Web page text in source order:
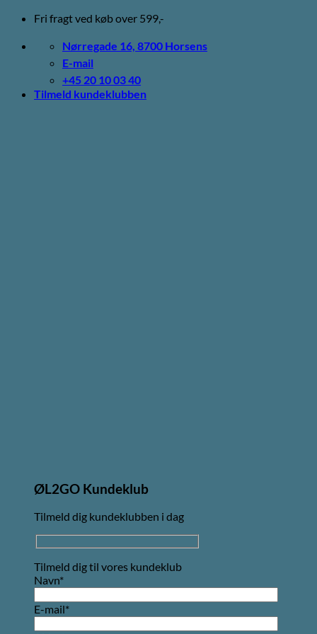
Fortsæt
indhold
Fri fragt ved køb over 599,-
Nørregade 16, 8700 Horsens
E-mail
+45 20 10 03 40
Tilmeld kundeklubben
ØL2GO Kundeklub
Tilmeld dig kundeklubben i dag
Tilmeld dig til vores kundeklub
Navn*
E-mail*